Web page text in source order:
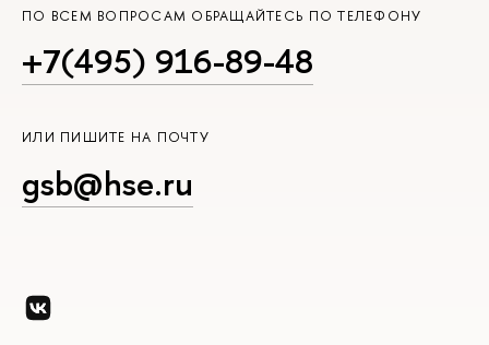
ПО ВСЕМ ВОПРОСАМ ОБРАЩАЙТЕСЬ ПО ТЕЛЕФОНУ
+7(495) 916-89-48
ИЛИ ПИШИТЕ НА ПОЧТУ
gsb@hse.ru